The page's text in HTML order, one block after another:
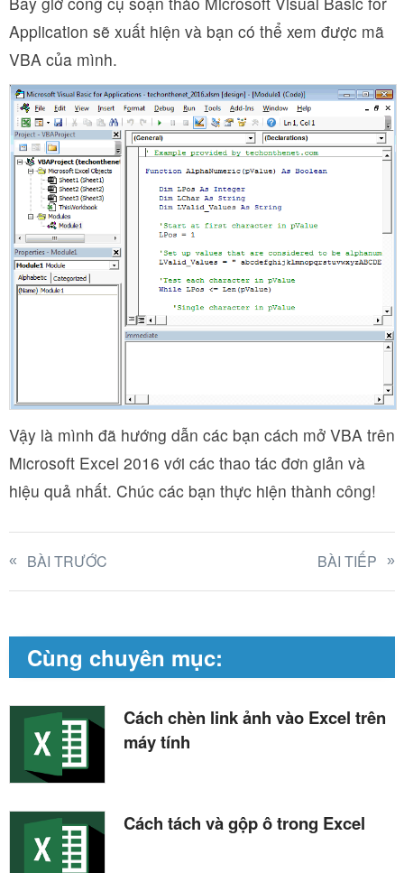
Application sẽ xuất hiện và bạn có thể xem được mã
VBA của mình.
Vậy là mình đã hướng dẫn các bạn cách mở VBA trên
Microsoft Excel 2016 với các thao tác đơn giản và
hiệu quả nhất. Chúc các bạn thực hiện thành công!
BÀI TRƯỚC BÀI TIẾP
Cùng chuyên mục:
Cách chèn link ảnh vào Excel trên
máy tính
Cách tách và gộp ô trong Excel